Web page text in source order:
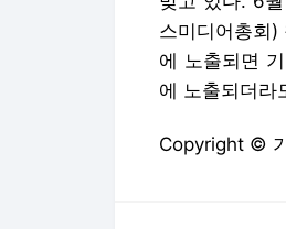
스미디어총회)
에 노출되면
에 노출되더라
Copyright ©